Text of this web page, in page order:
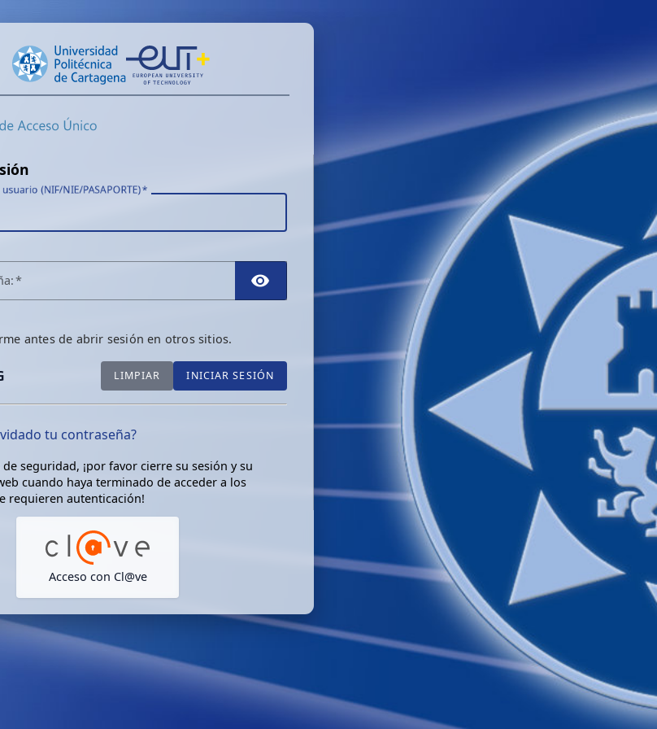
(NIF/NIE/PASAPORTE)
TOGGLE PASSWORD
antes de abrir sesión en otros sitios.
LIMPIAR INICIAR SESIÓN
tu contraseña?
seguridad, ¡por favor cierre su sesión y su
cuando haya terminado de acceder a los
requieren autenticación!